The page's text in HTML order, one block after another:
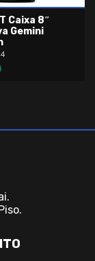
Caixa 8″
Gemini